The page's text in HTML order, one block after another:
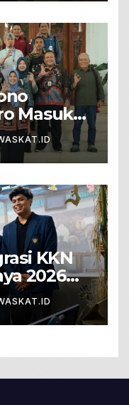
Masuk
KKN
2026